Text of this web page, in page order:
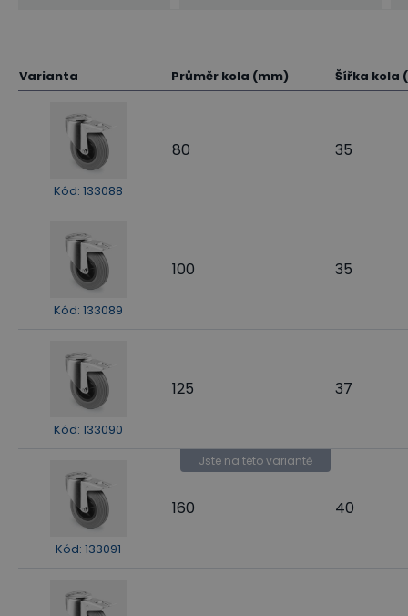
Varianta Průměr kola (mm) Šířka kola
Kód: 133088
80 35
Kód: 133089
100 35
Kód: 133090
125 37
Kód: 133091
Jste na této variantě
160 40